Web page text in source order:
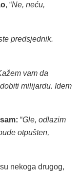
, “Ne, neću,
predsjednik.
vam da
milijardu. Idem
“Gle, odlazim
otpušten,
nekoga drugog,